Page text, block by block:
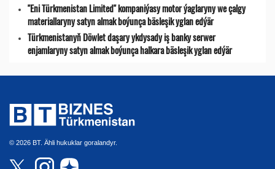
"Eni Türkmenistan Limited" kompaniýasy motor ýaglaryny we çalgy
materiallaryny satyn almak boýunça bäsleşik yglan edýär
Türkmenistanyň Döwlet daşary ykdysady iş banky serwer
enjamlaryny satyn almak boýunça halkara bäsleşik yglan edýär
© 2026 BT. Ähli hukuklar goralandyr.